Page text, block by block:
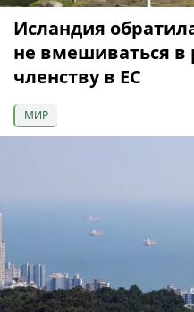
Исландия
не вмешиваться в
членству в ЕС
МИР